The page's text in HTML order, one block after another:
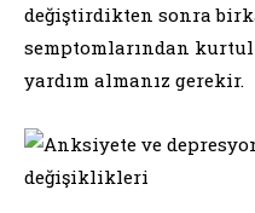
değiştirdikten sonra
semptomlarından
yardım almanız gerekir.